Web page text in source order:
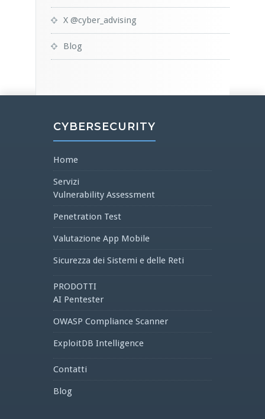
X @cyber_advising
Blog
CYBERSECURITY
Home
Servizi
Vulnerability Assessment
Penetration Test
Valutazione App Mobile
Sicurezza dei Sistemi e delle Reti
PRODOTTI
AI Pentester
OWASP Compliance Scanner
ExploitDB Intelligence
Contatti
Blog